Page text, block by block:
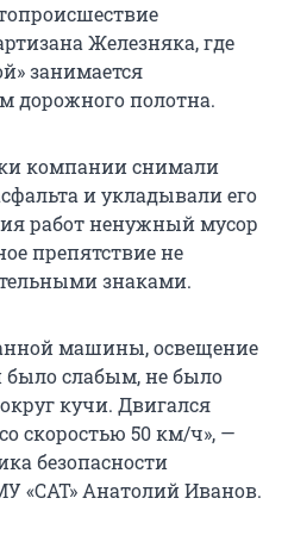
Железняка, где
занимается
дорожного полотна.
компании снимали
и укладывали его
работ ненужный мусор
препятствие не
знаками.
машины, освещение
было слабым, не было
кучи. Двигался
скоростью 50 км/ч», —
безопасности
«САТ» Анатолий Иванов.